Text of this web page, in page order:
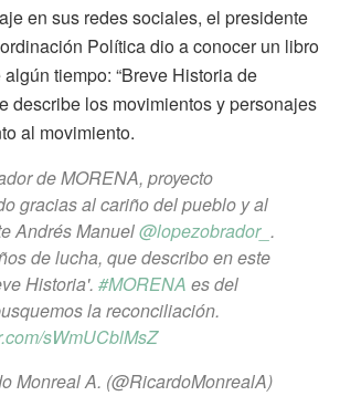
en sus redes sociales, el presidente
Política dio a conocer un libro
tiempo: “Breve Historia de
describe los movimientos y personajes
al movimiento.
de MORENA, proyecto
gracias al cariño del pueblo y al
Andrés Manuel@lopezobrador_ .
de lucha, que describo en este
Historia'. #MORENA es del
la reconciliación.
sWmUCblMsZ
Monreal A. (@RicardoMonrealA)